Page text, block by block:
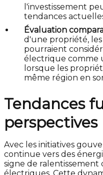
l'investissement
tendances
Évaluation
d'une propriété,
pourraient
électrique comme
lorsque les
même région en
Tendances
perspectives
Avec les initiatives
continue vers des
signe de ralentissement